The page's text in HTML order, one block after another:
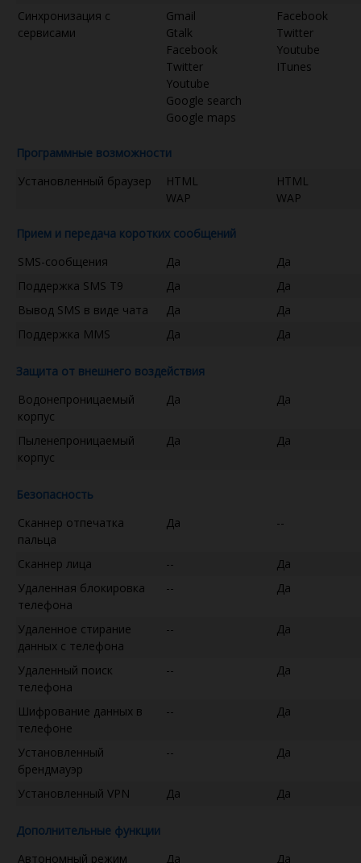
Синхронизация с
сервисами
Gmail
Gtalk
Facebook
Twitter
Youtube
Google search
Google maps
Facebook
Twitter
Youtube
ITunes
Программные возможности
Установленный браузер
HTML
WAP
HTML
WAP
Прием и передача коротких сообщений
SMS-сообщения
Да
Да
Поддержка SMS T9
Да
Да
Вывод SMS в виде чата
Да
Да
Поддержка MMS
Да Да
Защита от внешнего воздействия
Водонепроницаемый
корпус
Да Да
Пыленепроницаемый
корпус
Да Да
Безопасность
Сканнер отпечатка
пальца
Да --
Сканнер лица --
Да
Удаленная блокировка
телефона
-- Да
Удаленное стирание
данных с телефона
-- Да
Удаленный поиск
телефона
-- Да
Шифрование данных в
телефоне
-- Да
Установленный
брендмауэр
-- Да
Установленный VPN Да Да
Дополнительные функции
Автономный режим
Да Да